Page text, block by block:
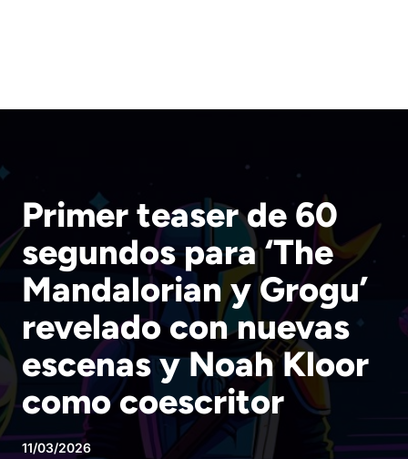
Primer teaser de 60
segundos para ‘The
Mandalorian y Grogu’
revelado con nuevas
escenas y Noah Kloor
como coescritor
11/03/2026